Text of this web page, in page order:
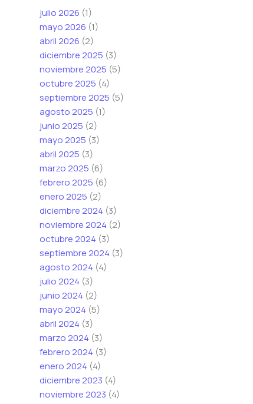
julio 2026 (1)
mayo 2026 (1)
abril 2026 (2)
diciembre 2025 (3)
noviembre 2025 (5)
octubre 2025 (4)
septiembre 2025 (5)
agosto 2025 (1)
junio 2025 (2)
mayo 2025 (3)
abril 2025 (3)
marzo 2025 (6)
febrero 2025 (6)
enero 2025 (2)
diciembre 2024 (3)
noviembre 2024 (2)
octubre 2024 (3)
septiembre 2024 (3)
agosto 2024 (4)
julio 2024 (3)
junio 2024 (2)
mayo 2024 (5)
abril 2024 (3)
marzo 2024 (3)
febrero 2024 (3)
enero 2024 (4)
diciembre 2023 (4)
noviembre 2023 (4)